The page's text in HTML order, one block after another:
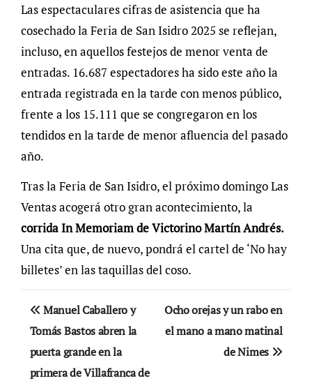
Las espectaculares cifras de asistencia que ha
cosechado la Feria de San Isidro 2025 se reflejan,
incluso, en aquellos festejos de menor venta de
entradas. 16.687 espectadores ha sido este año la
entrada registrada en la tarde con menos público,
frente a los 15.111 que se congregaron en los
tendidos en la tarde de menor afluencia del pasado
año.
Tras la Feria de San Isidro, el próximo domingo Las
Ventas acogerá otro gran acontecimiento, la
corrida In Memoriam de Victorino Martín Andrés.
Una cita que, de nuevo, pondrá el cartel de ‘No hay
billetes’ en las taquillas del coso.
Navegación
de
entradas
Manuel Caballero y
Tomás Bastos abren la
puerta grande en la
primera de Villafranca de
Ocho orejas y un rabo en
el mano a mano matinal
de Nimes